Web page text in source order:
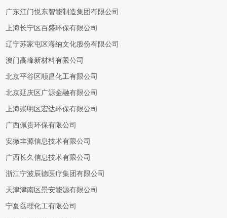
广东江门悦东智能制造集团有限公司
上海长宁区百盛环保有限公司
辽宁苏家屯区海纳文化股份有限公司
澳门高峰新材料有限公司
北京平谷区顺昌化工有限公司
北京延庆区广源金融有限公司
上海崇明区宏达环保有限公司
广西佩贵环保有限公司
安徽丰源信息技术有限公司
广西长久信息技术有限公司
浙江宁波辰德医疗集团有限公司
天津津南区景安能源有限公司
宁夏磊理化工有限公司